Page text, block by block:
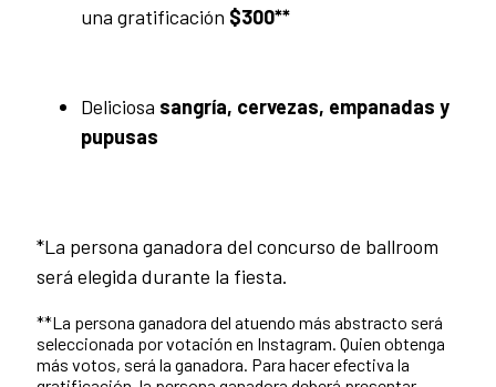
una gratificación $300**
Deliciosa sangría, cervezas, empanadas y
pupusas
*La persona ganadora del concurso de ballroom
será elegida durante la fiesta.
**La persona ganadora del atuendo más abstracto será
seleccionada por votación en Instagram. Quien obtenga
más votos, será la ganadora. Para hacer efectiva la